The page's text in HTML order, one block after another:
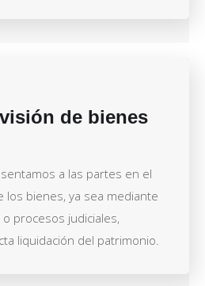
de bienes
a las partes en el
los bienes, ya sea mediante
procesos judiciales,
liquidación del patrimonio.